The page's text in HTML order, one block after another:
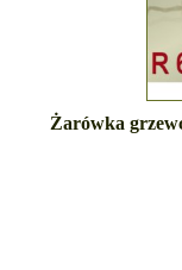
Żarówka